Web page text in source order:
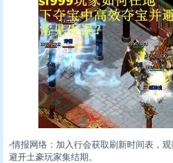
-情报网络：加入行会获取刷新时间表，观
避开土豪玩家集结期。